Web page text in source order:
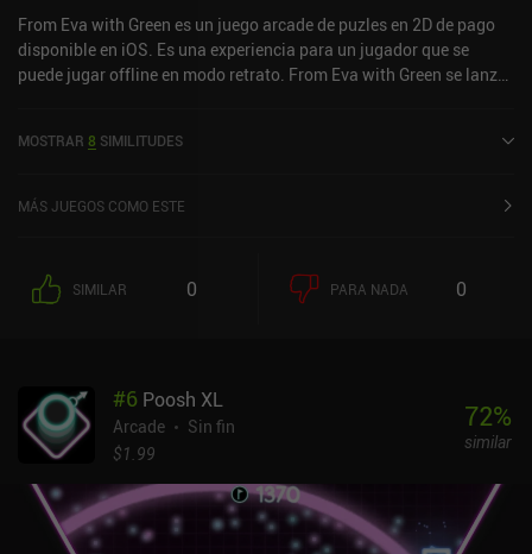
From Eva with Green es un juego arcade de puzles en 2D de pago
disponible en iOS. Es una experiencia para un jugador que se
puede jugar offline en modo retrato. From Eva with Green se lanzó
MOSTRAR 8 SIMILITUDES
MÁS JUEGOS COMO ESTE
SIMILAR 0 PARA NADA 0
#6 Poosh XL
Arcade
Sin fin
$1.99
72%
similar